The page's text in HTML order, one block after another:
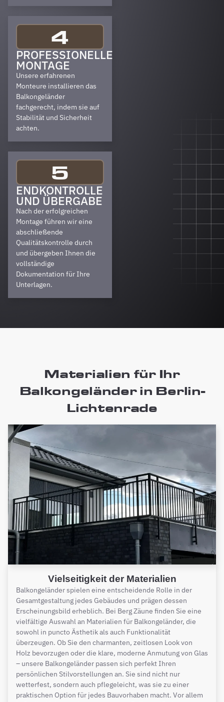
4
PROFESSIONELLE
MONTAGE
Unsere erfahrenen
Monteure installieren das
Balkongeländer
fachgerecht, indem sie auf
Stabilität und Sicherheit
achten.
5
ENDKONTROLLE
UND ÜBERGABE
Nach der erfolgreichen
Montage führen wir eine
abschließende
Qualitätskontrolle durch
und übergeben Ihnen die
vollständige
Dokumentation für Ihre
Unterlagen.
Materialien für Ihr
Balkongeländer in Berlin-
Lichtenrade
Vielseitigkeit der Materialien
Balkongeländer spielen eine entscheidende Rolle in der
Gesamtgestaltung jedes Gebäudes und prägen dessen
Erscheinungsbild erheblich. Bei Berg Zäune finden Sie eine
vielfältige Auswahl an Materialien für Balkongeländer, die
sowohl in puncto Ästhetik als auch Funktionalität
überzeugen. Ob Sie den charmanten, zeitlosen Look von
Holz bevorzugen oder die klare, moderne Anmutung von Glas
– unsere Balkongeländer passen sich perfekt Ihren
persönlichen Stilvorstellungen an. Sie sind nicht nur
wetterfest, sondern auch pflegeleicht, was sie zu einer
praktischen Option für jedes Bauvorhaben macht. Vor allem